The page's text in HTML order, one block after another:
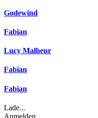
Godewind
Fabian
Lucy Malheur
Fabian
Fabian
Lade...
Anmelden